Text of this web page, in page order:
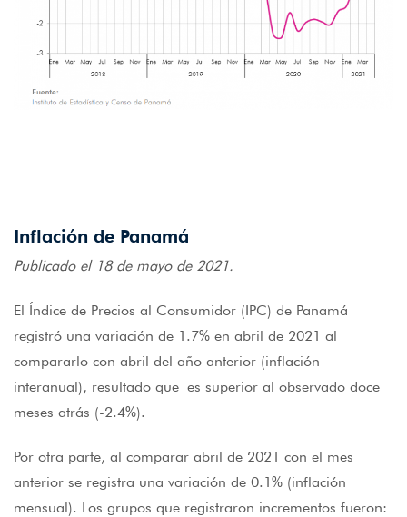
Inflación de Panamá
Publicado el 18 de mayo de 2021.
El Índice de Precios al Consumidor (IPC) de Panamá
registró una variación de 1.7% en abril de 2021 al
compararlo con abril del año anterior (inflación
interanual), resultado que es superior al observado doce
meses atrás (-2.4%).
Por otra parte, al comparar abril de 2021 con el mes
anterior se registra una variación de 0.1% (inflación
mensual). Los grupos que registraron incrementos fueron: